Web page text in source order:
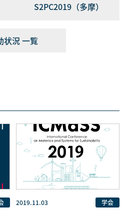
S2PC2019（多摩）
状況 一覧
2019.11.03 学会